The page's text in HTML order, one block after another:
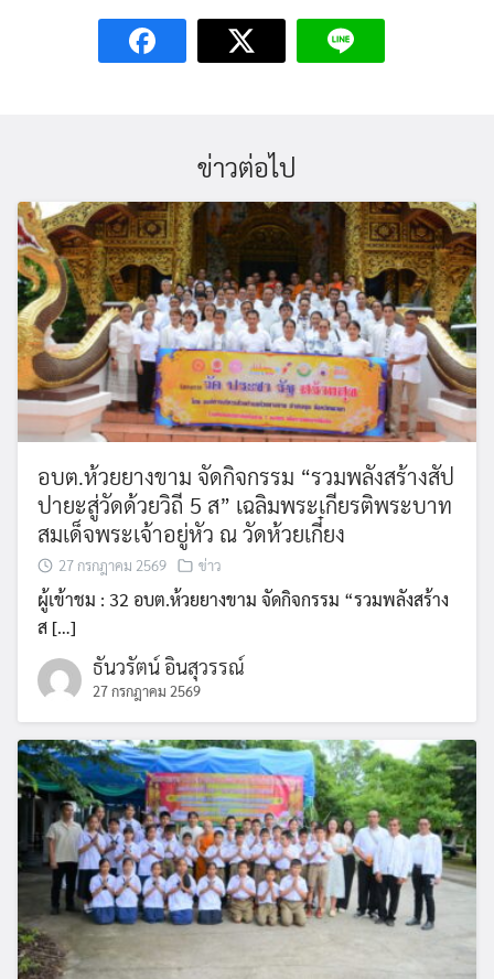
Search
for:
Search
ข่าวต่อไป
อบต.ห้วยยางขาม จัดกิจกรรม “รวมพลังสร้างสัป
ปายะสู่วัดด้วยวิถี 5 ส” เฉลิมพระเกียรติพระบาท
สมเด็จพระเจ้าอยู่หัว ณ วัดห้วยเกี๋ยง
27 กรกฎาคม 2569 ข่าว
ผู้เข้าชม : 32 อบต.ห้วยยางขาม จัดกิจกรรม “รวมพลังสร้าง
ส […]
ธันวรัตน์ อินสุวรรณ์
27 กรกฎาคม 2569